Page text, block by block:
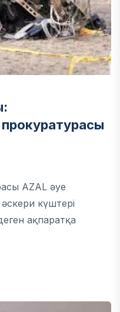
AZAL әуе
күштері
ақпаратқа